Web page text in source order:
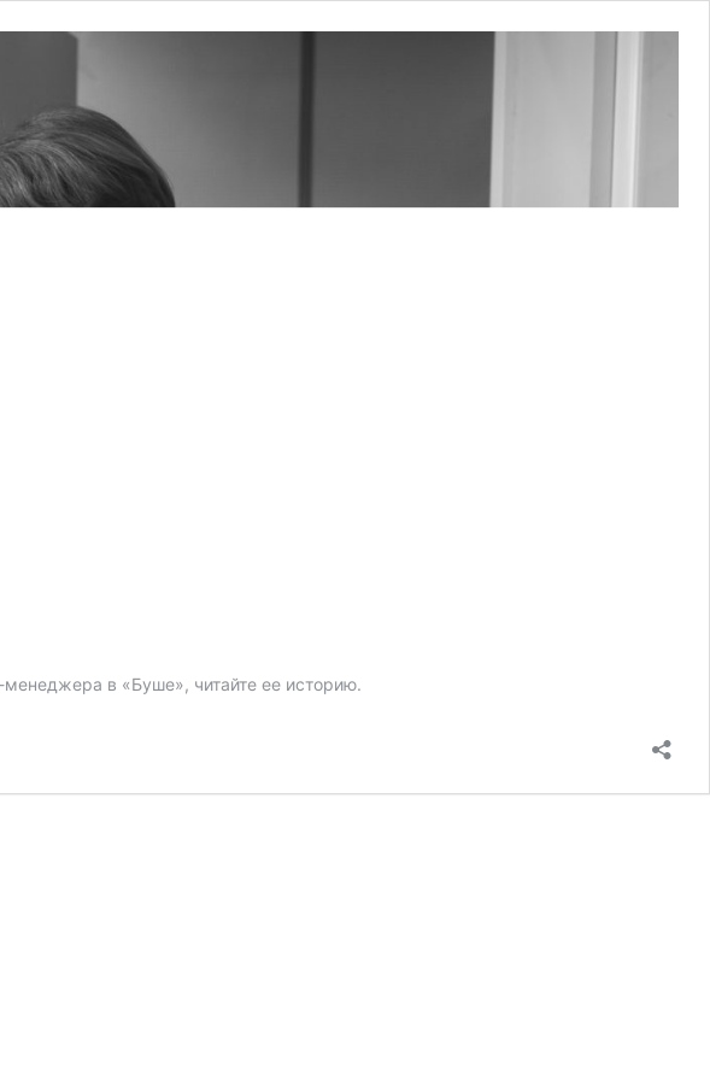
в «Буше», читайте ее историю.